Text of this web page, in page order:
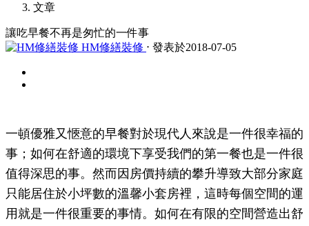
文章
讓吃早餐不再是匆忙的一件事
HM修繕裝修 ⋅ 發表於2018-07-05
一頓優雅又愜意的早餐對於現代人來說是一件很幸福的
事；如何在舒適的環境下享受我們的第一餐也是一件很
值得深思的事。然而因房價持續的攀升導致大部分家庭
只能居住於小坪數的溫馨小套房裡，這時每個空間的運
用就是一件很重要的事情。如何在有限的空間營造出舒